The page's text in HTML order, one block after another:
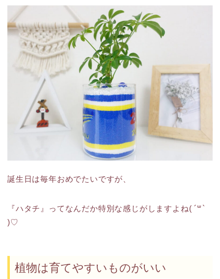
誕生日は毎年おめでたいですが、
『ハタチ』ってなんだか特別な感じがしますよね( ´꒳`
)♡
植物は育てやすいものがいい